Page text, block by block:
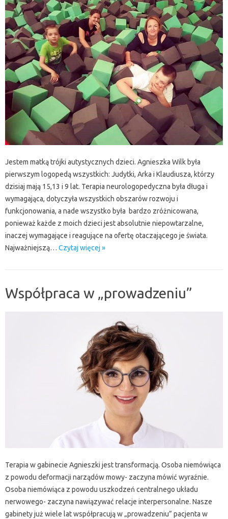
Jestem matką trójki autystycznych dzieci. Agnieszka Wilk była
pierwszym logopedą wszystkich: Judytki, Arka i Klaudiusza, którzy
dzisiaj mają 15,13 i 9 lat. Terapia neurologopedyczna była długa i
wymagająca, dotyczyła wszystkich obszarów rozwoju i
funkcjonowania, a nade wszystko była bardzo zróżnicowana,
ponieważ każde z moich dzieci jest absolutnie niepowtarzalne,
inaczej wymagające i reagujące na ofertę otaczającego je świata.
Najważniejszą… Czytaj więcej »
Współpraca w „prowadzeniu”
Terapia w gabinecie Agnieszki jest transformacją. Osoba niemówiąca
z powodu deformacji narządów mowy- zaczyna mówić wyraźnie.
Osoba niemówiąca z powodu uszkodzeń centralnego układu
nerwowego- zaczyna nawiązywać relacje interpersonalne. Nasze
gabinety już wiele lat współpracują w „prowadzeniu” pacjenta w